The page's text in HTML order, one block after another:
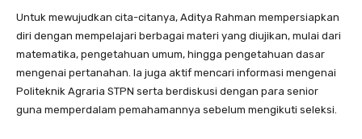
Untuk mewujudkan cita-citanya, Aditya Rahman mempersiapkan
diri dengan mempelajari berbagai materi yang diujikan, mulai dari
matematika, pengetahuan umum, hingga pengetahuan dasar
mengenai pertanahan. Ia juga aktif mencari informasi mengenai
Politeknik Agraria STPN serta berdiskusi dengan para senior
guna memperdalam pemahamannya sebelum mengikuti seleksi.